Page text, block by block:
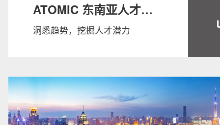
ATOMIC 东南亚人才趋
势报告 2024
洞悉趋势，挖掘人才潜力